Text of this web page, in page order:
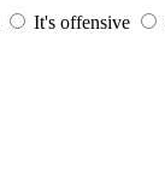
It's offensive